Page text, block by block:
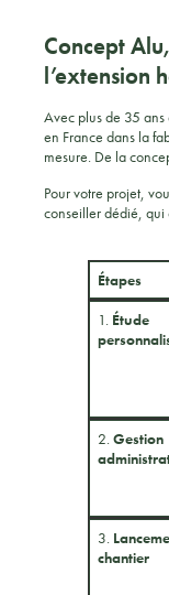
Concept
l’extension
Avec plus de 35
en France dans la
mesure. De la
Pour votre projet,
conseiller dédié,
Étapes
1. Étude
2.Gestion
3.
chantier